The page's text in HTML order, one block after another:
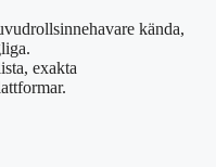
kända,
exakta